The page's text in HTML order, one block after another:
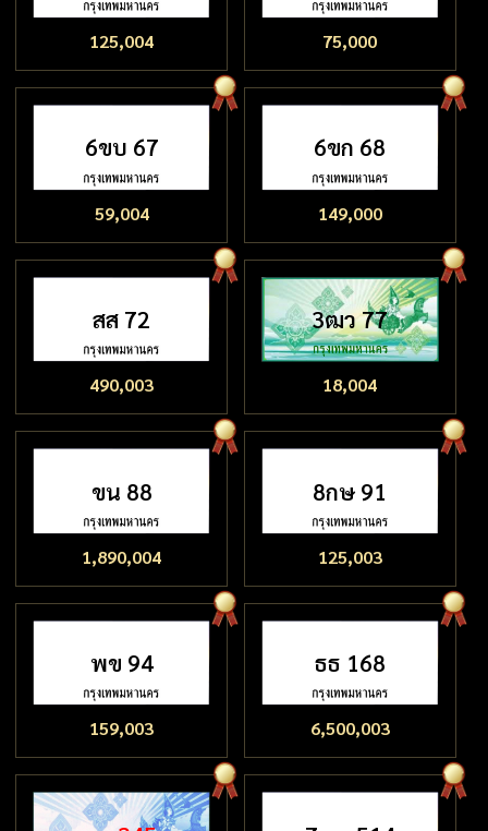
125,004 75,000
6ขบ 67
59,004
6ขก 68
149,000
สส 72
490,003
3ฒว 77
18,004
ขน 88
1,890,004
8กษ 91
125,003
พข 94
159,003
ธธ 168
6,500,003